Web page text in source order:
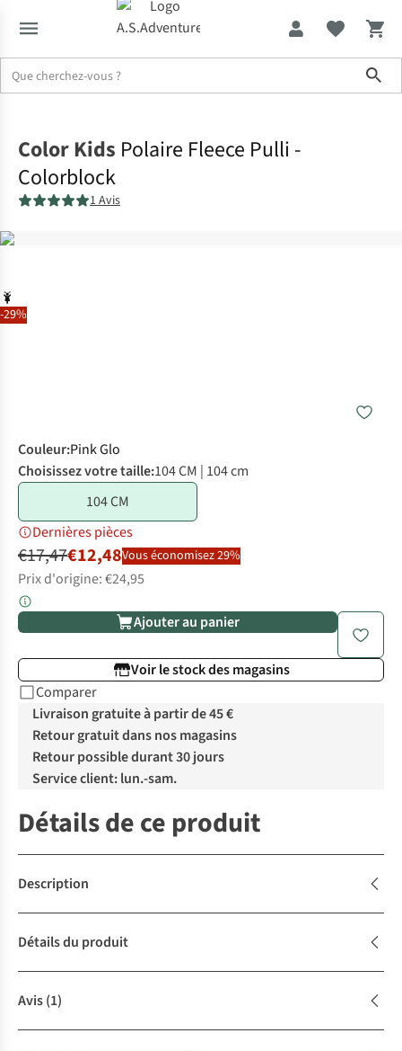
-29%
Color Kids Polaire Fleece Pulli -
Colorblock
1 Avis
Couleur:Pink Glo
Choisissez votre taille:104 CM | 104 cm
104 CM
Dernières pièces
€17,47€12,48Vous économisez 29%
Prix d'origine: €24,95
Ajouter au panier
Voir le stock des magasins
Comparer
Livraison gratuite à partir de 45 €
Retour gratuit dans nos magasins
Retour possible durant 30 jours
Service client: lun.-sam.
Détails de ce produit
Description
Détails du produit
Avis(1)